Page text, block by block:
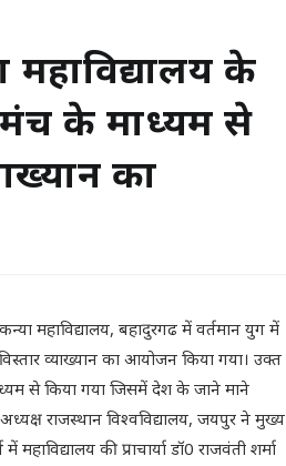
के
मंच के माध्यम से
का
महाविद्यालय, बहादुरगढ में वर्तमान युग में
व्याख्यान का आयोजन किया गया। उक्त
से किया गया जिसमें देश के जाने माने
राजस्थान विश्वविद्यालय, जयपुर ने मुख्य
की प्राचार्या डॉ0 राजवंती शर्मा